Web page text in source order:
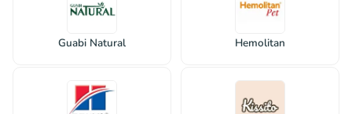
Guabi Natural Hemolitan